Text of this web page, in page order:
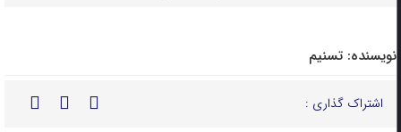
نویسنده: تسنیم
اشتراک گذاری :